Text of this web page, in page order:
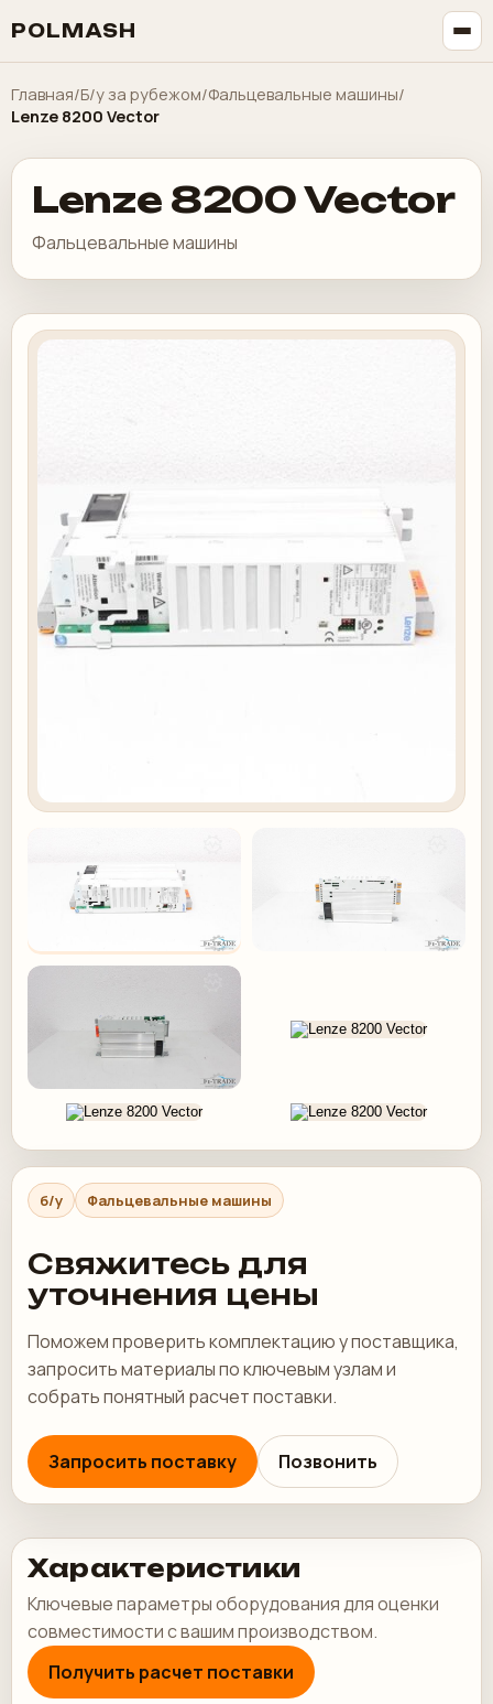
POLMASH
Главная/Б/у за рубежом/Фальцевальные машины/
Lenze 8200 Vector
Lenze 8200 Vector
Фальцевальные машины
б/у Фальцевальные машины
Свяжитесь для
уточнения цены
Поможем проверить комплектацию у поставщика,
запросить материалы по ключевым узлам и
собрать понятный расчет поставки.
Запросить поставку Позвонить
Характеристики
Ключевые параметры оборудования для оценки
совместимости с вашим производством.
Получить расчет поставки